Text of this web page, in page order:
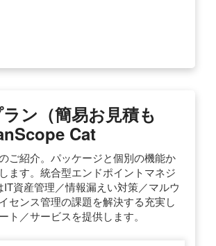
ン（簡易お見積も
Cat
ご紹介。パッケージと個別の機能か
ます。統合型エンドポイントマネジ
IT資産管理／情報漏えい対策／マルウ
センス管理の課題を解決する充実し
ト／サービスを提供します。